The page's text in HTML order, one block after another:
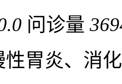
问诊量
性胃炎、消